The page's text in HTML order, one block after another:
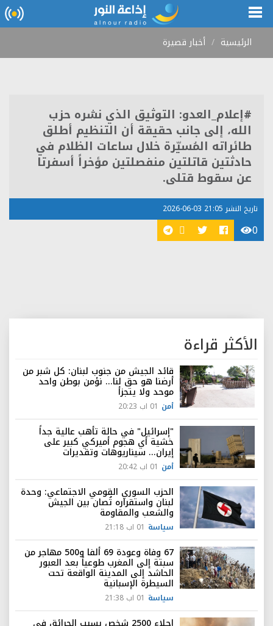
الرئيسية أخبار قصيرة
#إعلام_العدو: التوثيق الذي نشره حزب
الله، إلى جانب حقيقة أن التنظيم أطلق
طائراته المُسيّرة خلال ساعات الظلام في
حادثتين قاتلتين منفصلتين مؤخراً أسفرتا
عن سقوط قتلى.
تاريخ النشر 21:05 03-06-2026
0
الأكثر قراءة
قائد الجيش من جنوب لبنان: كل شبر من
أرضنا هو حق لنا... نؤمن بوطن واحد
موحد ولا يتجزأ
أمن 01 اب 20:23
"إسرائيل" في حالة تأهب عالية جداً
خشية أي هجوم أميركي كبير على
إيران... سيناريوهات وتقديرات
أمن 01 اب 20:42
الحزب السوري القومي الاجتماعي: وحدة
لبنان واستقراره تُصان بين الجيش
والشعب والمقاومة
سياسة 01 اب 21:18
67 وفاة وعودة 69 ألفا و500 مهاجر من
سبتة إلى المغرب طوعياً بعد العبور
الحاشد إلى المدينة الواقعة تحت
السيطرة الإسبانية
سياسة 01 اب 21:38